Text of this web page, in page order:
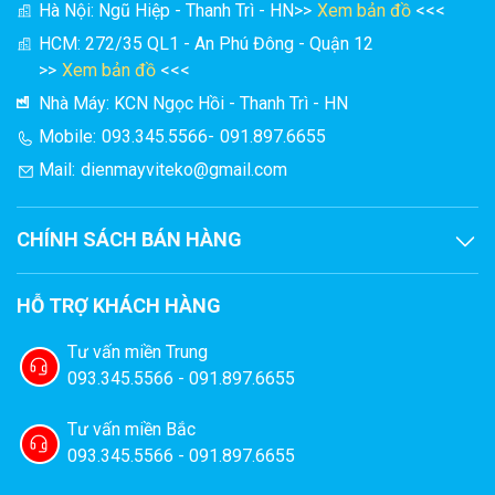
Bước 2: Mở nắp máy và đẩy vòi hút chân không ra
vuốt thẳng. Tiếp theo, đóng nắp máy lại và ấn mạnh hai
rìa trái, rìa phải của nắp máy.
Hà Nội: Ngũ Hiệp - Thanh Trì - HN>> Xem bản đồ <<<
HCM: 272/35 QL1 - An Phú Đông - Quận 12
>> Xem bản đồ <<<
Nhà Máy: KCN Ngọc Hồi - Thanh Trì - HN
Mobile: 093.345.5566- 091.897.6655
Mail: dienmayviteko@gmail.com
CHÍNH SÁCH BÁN HÀNG
HỖ TRỢ KHÁCH HÀNG
Tư vấn miền Trung
093.345.5566 - 091.897.6655
Tư vấn miền Bắc
093.345.5566 - 091.897.6655